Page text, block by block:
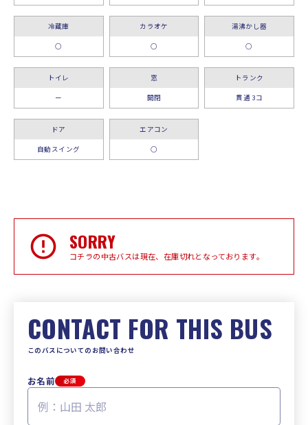
冷蔵庫
○
カラオケ
○
湯沸かし器
○
トイレ
ー
窓
開閉
トランク
貫通 3コ
ドア
自動スイング
エアコン
○
SORRY
コチラの中古バスは現在、在庫切れとなっております。
CONTACT FOR THIS BUS
このバスについてのお問い合わせ
お名前 必須